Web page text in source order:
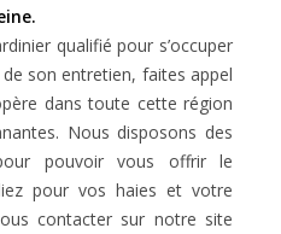
qualifié pour s’occuper
son entretien, faites appel
dans toute cette région
Nous disposons des
pouvoir vous offrir le
pour vos haies et votre
contacter sur notre site